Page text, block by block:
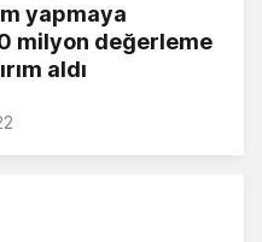
yapmaya
milyon değerleme
aldı